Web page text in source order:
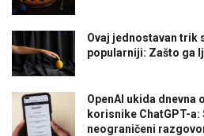
Ovaj jednostavan trik
popularniji: Zašto ga
OpenAI ukida dnevna
korisnike ChatGPT-
neograničeni